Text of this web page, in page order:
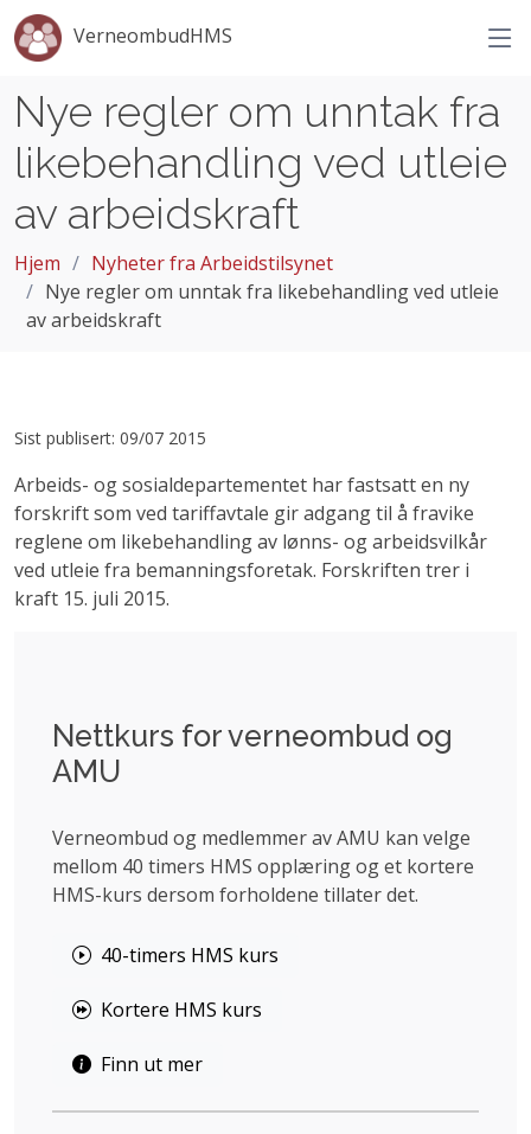
VerneombudHMS
Nye regler om unntak fra
likebehandling ved utleie
av arbeidskraft
Hjem
Nyheter fra Arbeidstilsynet
Nye regler om unntak fra likebehandling ved utleie
av arbeidskraft
Sist publisert: 09/07 2015
Arbeids- og sosialdepartementet har fastsatt en ny
forskrift som ved tariffavtale gir adgang til å fravike
reglene om likebehandling av lønns- og arbeidsvilkår
ved utleie fra bemanningsforetak. Forskriften trer i
kraft 15. juli 2015.
Nettkurs for verneombud og
AMU
Verneombud og medlemmer av AMU kan velge
mellom 40 timers HMS opplæring og et kortere
HMS-kurs dersom forholdene tillater det.
40-timers HMS kurs
Kortere HMS kurs
Finn ut mer